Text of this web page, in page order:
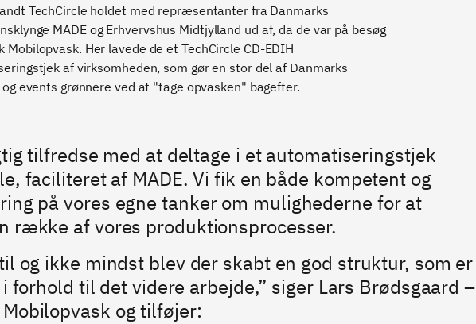
TechCircle holdet med repræsentanter fra Danmarks
MADE og Erhvervshus Midtjylland ud af, da de var på besøg
Mobilopvask. Her lavede de et TechCircle CD-EDIH
af virksomheden, som gør en stor del af Danmarks
events grønnere ved at "tage opvasken" bagefter.
tilfredse med at deltage i et automatiseringstjek
faciliteret af MADE. Vi fik en både kompetent og
på vores egne tanker om mulighederne for at
række af vores produktionsprocesser.
og ikke mindst blev der skabt en god struktur, som er
forhold til det videre arbejde,” siger Lars Brødsgaard –
og tilføjer: